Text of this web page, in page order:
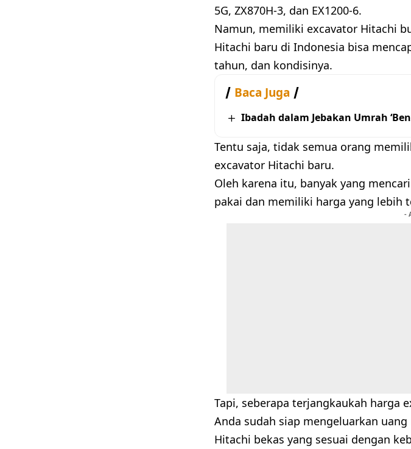
5G, ZX870H-3, dan EX1200-6.
Namun, memiliki excavator Hitachi
Hitachi baru di Indonesia bisa
tahun, dan kondisinya.
Baca Juga
Ibadah dalam Jebakan Umrah
Tentu saja, tidak semua orang
excavator Hitachi baru.
Oleh karena itu, banyak yang
pakai dan memiliki harga yang lebih
-
Tapi, seberapa terjangkaukah harga
Anda sudah siap mengeluarkan
Hitachi bekas yang sesuai dengan